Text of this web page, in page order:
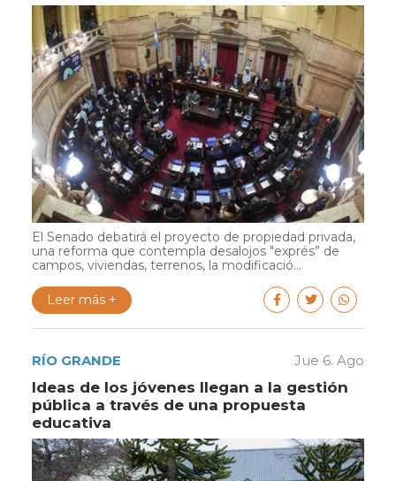
El Senado debatirá el proyecto de propiedad privada,
una reforma que contempla desalojos "exprés” de
campos, viviendas, terrenos, la modificació...
Leer más +
RÍO GRANDE Jue 6. Ago
Ideas de los jóvenes llegan a la gestión
pública a través de una propuesta
educativa